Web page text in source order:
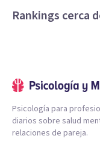
Rankings cerca
Psicología para
diarios sobre salud
relaciones de pareja.